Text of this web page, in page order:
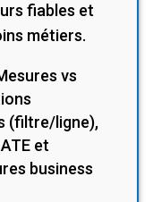
fiables et
métiers.
vs
(filtre/ligne),
et
business